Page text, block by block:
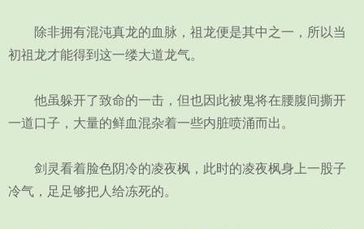
除非拥有混沌真龙的血脉，祖龙便是其中之一，所以当
初祖龙才能得到这一缕大道龙气。
他虽躲开了致命的一击，但也因此被鬼将在腰腹间撕开
一道口子，大量的鲜血混杂着一些内脏喷涌而出。
剑灵看着脸色阴冷的凌夜枫，此时的凌夜枫身上一股子
冷气，足足够把人给冻死的。